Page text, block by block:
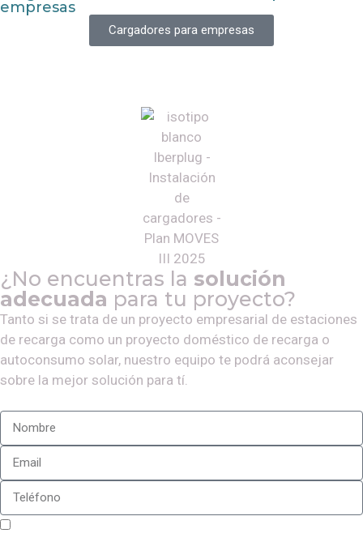
empresas
Cargadores para empresas
¿No encuentras la solución
adecuada para tu proyecto?
Tanto si se trata de un proyecto empresarial de estaciones
de recarga como un proyecto doméstico de recarga o
autoconsumo solar, nuestro equipo te podrá aconsejar
sobre la mejor solución para tí.